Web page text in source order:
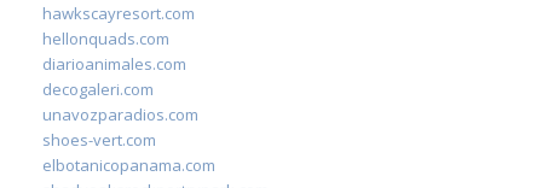
hawkscayresort.com
hellonquads.com
diarioanimales.com
decogaleri.com
unavozparadios.com
shoes-vert.com
elbotanicopanama.com